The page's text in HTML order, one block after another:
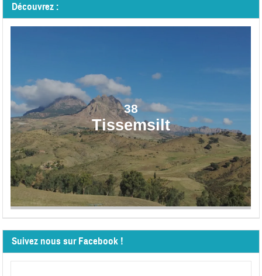
Découvrez :
38
Tissemsilt
Suivez nous sur Facebook !